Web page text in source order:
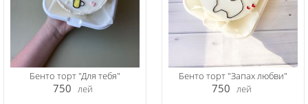
Бенто торт "Для тебя"
750 лей
Бенто торт "Запах любви"
750 лей